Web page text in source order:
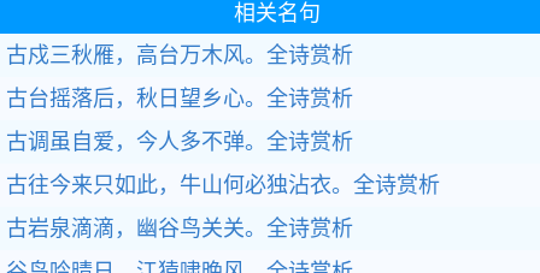
相关名句
古戍三秋雁，高台万木风。全诗赏析
古台摇落后，秋日望乡心。全诗赏析
古调虽自爱，今人多不弹。全诗赏析
古往今来只如此，牛山何必独沾衣。全诗赏析
古岩泉滴滴，幽谷鸟关关。全诗赏析